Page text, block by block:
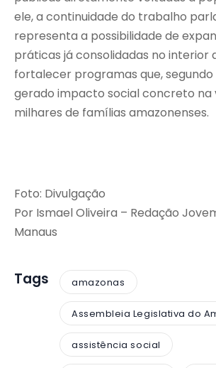
ele, a continuidade do trabalho
representa a possibilidade de
práticas já consolidadas no interior
fortalecer programas que, segundo
gerado impacto social concreto na
milhares de famílias amazonenses.
Foto: Divulgação
Por Ismael Oliveira – Redação
Manaus
Tags amazonas
Assembleia Legislativa do
assistência social